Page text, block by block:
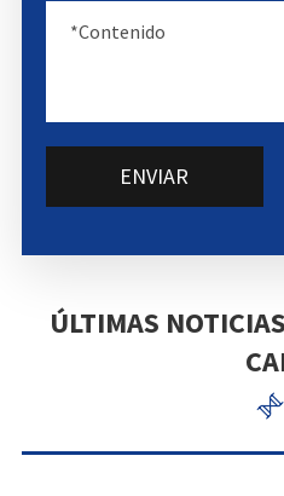
ENVIAR
ÚLTIMAS
